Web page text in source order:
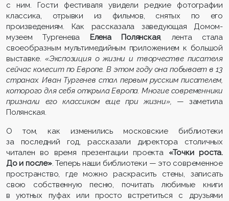
с ним. Гости фестиваля увидели редкие фотографии
классика, отрывки из фильмов, снятых по его
произведениям.
Как рассказала заведующая Домом-
музеем Тургенева
Елена Полянская, лента стала
своеобразным мультимедийным приложением к большой
выставке. «Экспозиция о жизни и творчестве писателя
сейчас колесит по Европе. В этом году она побывает в 13
странах. Иван Тургенев стал первым русским писателем,
которого для себя открыла Европа. Многие современники
признали его классиком еще при жизни», — заметила
Полянская.
О том, как изменились московские библиотеки
за последний год, рассказали директора столичных
читален во время презентации проекта «Точки роста.
До и после». Теперь наши библиотеки — это современное
пространство, где можно раскрасить стены, записать
свою собственную песню, почитать любимые книги
в уютных пуфах или просто встретиться с друзьями